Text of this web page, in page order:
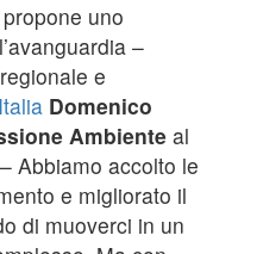
propone uno
–
e
Domenico
Ambiente al
– Abbiamo accolto le
e migliorato il
di muoverci in un